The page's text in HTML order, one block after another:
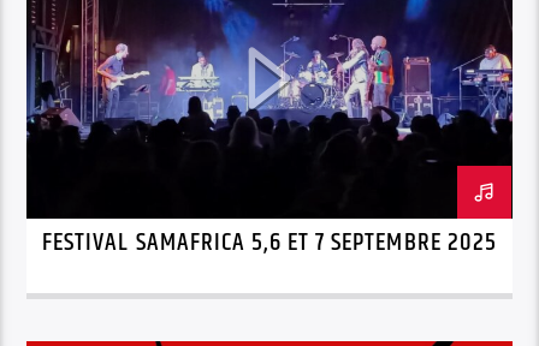
FESTIVAL SAMAFRICA 5,6 ET 7 SEPTEMBRE 2025